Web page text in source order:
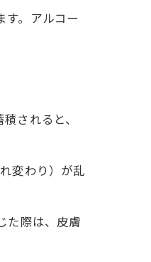
。アルコー
されると、
変わり）が乱
た際は、皮膚